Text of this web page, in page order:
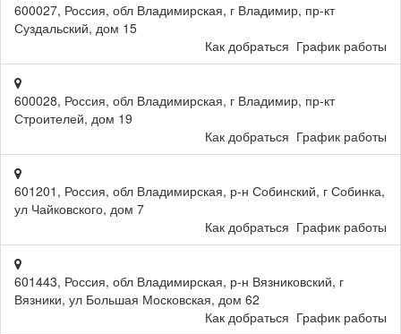
600027, Россия, обл Владимирская, г Владимир, пр-кт
Суздальский, дом 15
Как добраться График работы
600028, Россия, обл Владимирская, г Владимир, пр-кт
Строителей, дом 19
Как добраться График работы
601201, Россия, обл Владимирская, р-н Собинский, г Собинка,
ул Чайковского, дом 7
Как добраться График работы
601443, Россия, обл Владимирская, р-н Вязниковский, г
Вязники, ул Большая Московская, дом 62
Как добраться График работы